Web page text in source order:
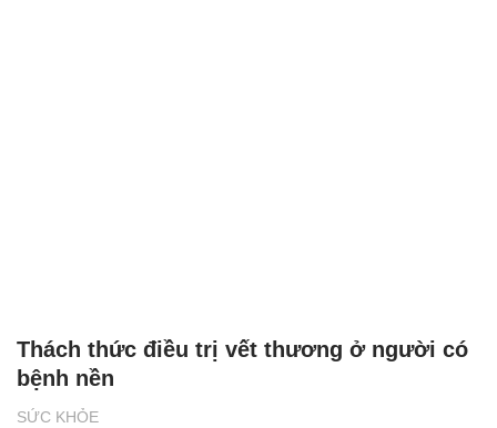
SỨC KHỎE
Thách thức điều trị vết thương ở người có
bệnh nền